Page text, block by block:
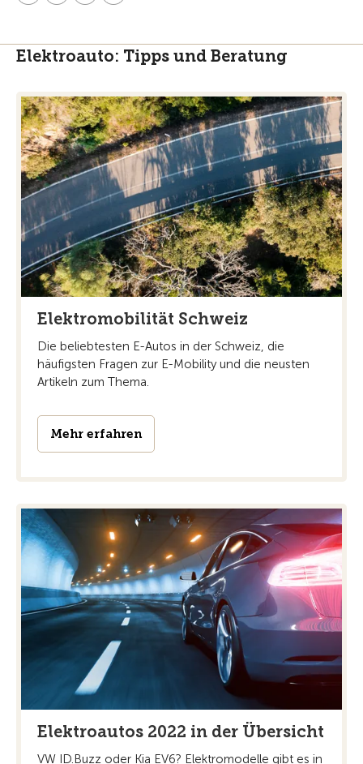
Elektroauto: Tipps und Beratung
Elektromobilität Schweiz
Die beliebtesten E-Autos in der Schweiz, die
häufigsten Fragen zur E-Mobility und die neusten
Artikeln zum Thema.
Mehr erfahren
Elektroautos 2022 in der Übersicht
VW ID.Buzz oder Kia EV6? Elektromodelle gibt es in